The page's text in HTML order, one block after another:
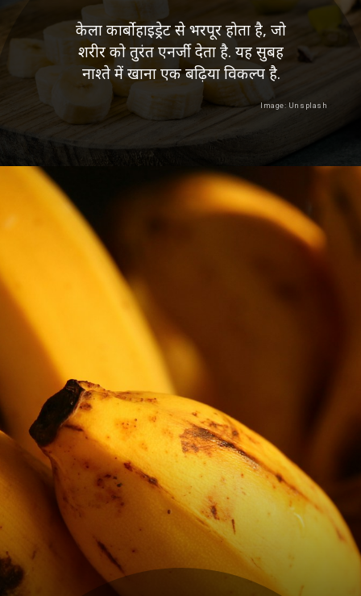
केला कार्बोहाइड्रेट से भरपूर होता है, जो
शरीर को तुरंत एनर्जी देता है. यह सुबह
नाश्ते में खाना एक बढ़िया विकल्प है.
Image: Unsplash